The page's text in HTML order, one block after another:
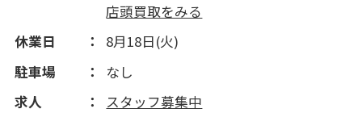
店頭買取をみる
休業日
8月18日(火)
駐車場
なし
求人
スタッフ募集中